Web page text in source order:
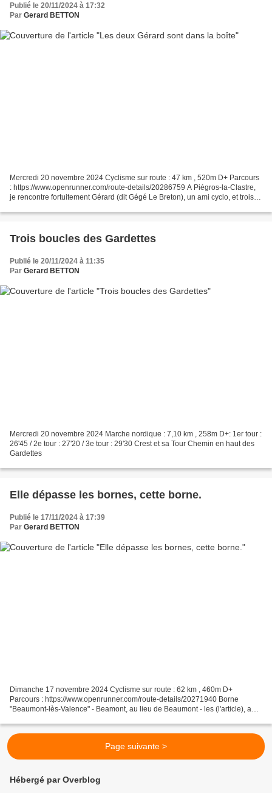
Publié le 20/11/2024 à 17:32
Par Gerard BETTON
Mercredi 20 novembre 2024 Cyclisme sur route : 47 km , 520m D+ Parcours
: https://www.openrunner.com/route-details/20286759 A Piégros-la-Clastre,
je rencontre fortuitement Gérard (dit Gégé Le Breton), un ami cyclo, et trois
Trois boucles des Gardettes
Publié le 20/11/2024 à 11:35
Par Gerard BETTON
Mercredi 20 novembre 2024 Marche nordique : 7,10 km , 258m D+: 1er tour :
26'45 / 2e tour : 27'20 / 3e tour : 29'30 Crest et sa Tour Chemin en haut des
Gardettes
Elle dépasse les bornes, cette borne.
Publié le 17/11/2024 à 17:39
Par Gerard BETTON
Dimanche 17 novembre 2024 Cyclisme sur route : 62 km , 460m D+
Parcours : https://www.openrunner.com/route-details/20271940 Borne
"Beaumont-lès-Valence" - Beamont, au lieu de Beaumont - les (l'article), au
Page suivante >
Hébergé par Overblog